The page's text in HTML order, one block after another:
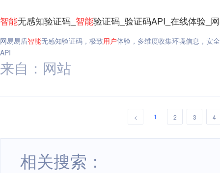
智能无感知验证码_ 智能验证码_验证码API_在线体验_
网易易盾智能无感知验证码，极致用户体验，多维度收集环境信息，安全
API
来自：网站
< 1 2 3 4
相关搜索：